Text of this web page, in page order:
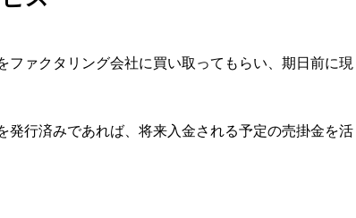
ァクタリング会社に買い取ってもらい、期日前に現
行済みであれば、将来入金される予定の売掛金を活